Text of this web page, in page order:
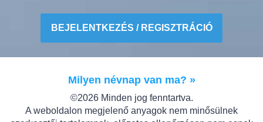
BEJELENTKEZÉS / REGISZTRÁCIÓ
Milyen névnap van ma? »
©2026 Minden jog fenntartva.
A weboldalon megjelenő anyagok nem minősülnek